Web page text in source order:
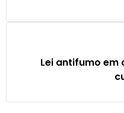
Lei antifumo